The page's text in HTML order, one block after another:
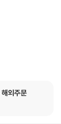
해외주문